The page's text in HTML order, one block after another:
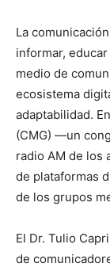
La
informar,
medio de
ecosistema
adaptabilidad.
(CMG) —un
radio AM de los
de plataformas
de los grupos
El Dr. Tulio
de